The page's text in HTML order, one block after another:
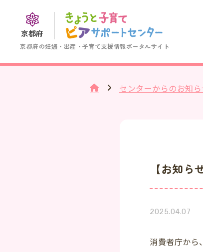
京都府の妊娠・出産・子育て支援情報ポータルサイト
京都府
センターからのお知ら
【お知
2025.04.07
消費者庁から